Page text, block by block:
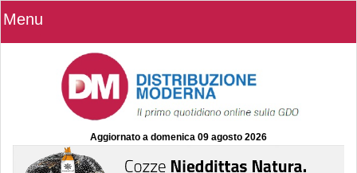
Menu
Aggiornato a domenica 09 agosto 2026